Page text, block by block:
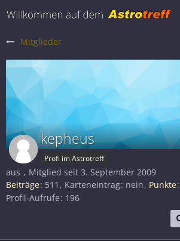
Mitglieder
kepheus
Profi im Astrotreff
aus
Mitglied seit 3. September 2009
Beiträge 511 Karteneintrag nein Punkte
Profil-Aufrufe 196